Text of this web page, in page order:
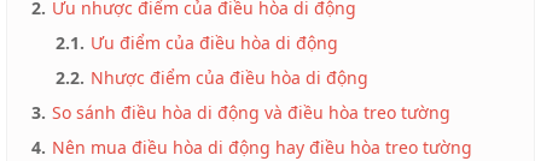
2. Ưu nhược điểm của điều hòa di động
2.1. Ưu điểm của điều hòa di động
2.2. Nhược điểm của điều hòa di động
3. So sánh điều hòa di động và điều hòa treo tường
4. Nên mua điều hòa di động hay điều hòa treo tường